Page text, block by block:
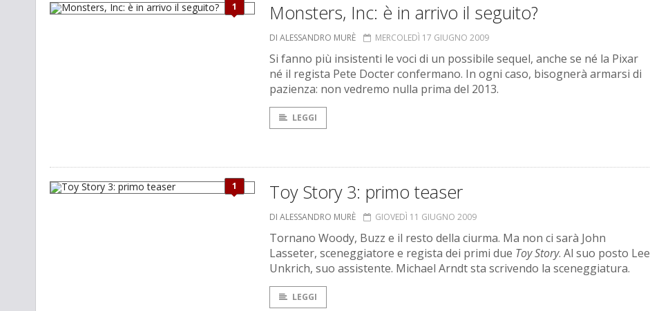
1 Monsters, Inc: è in arrivo il seguito?
DI ALESSANDRO MURÈ MERCOLEDÌ 17 GIUGNO 2009
Si fanno più insistenti le voci di un possibile sequel, anche se né la Pixar
né il regista Pete Docter confermano. In ogni caso, bisognerà armarsi di
pazienza: non vedremo nulla prima del 2013.
LEGGI
1 Toy Story 3: primo teaser
DI ALESSANDRO MURÈ GIOVEDÌ 11 GIUGNO 2009
Tornano Woody, Buzz e il resto della ciurma. Ma non ci sarà John
Lasseter, sceneggiatore e regista dei primi due Toy Story. Al suo posto Lee
Unkrich, suo assistente. Michael Arndt sta scrivendo la sceneggiatura.
LEGGI